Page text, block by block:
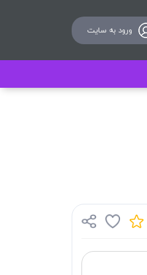
ورود به سایت